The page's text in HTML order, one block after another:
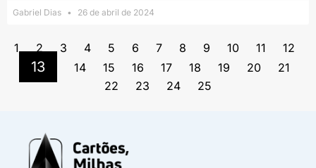
Gabriel Dias 26 de abril de 2024
1 2 3 4 5 6 7 8 9 10 11 12
13 14 15 16 17 18 19 20
21
22
23 24 25